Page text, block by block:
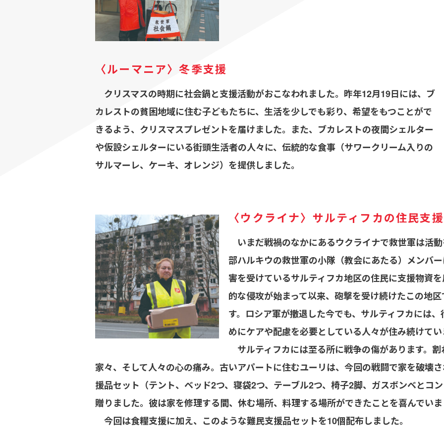
〈ルーマニア〉冬季支援
クリスマスの時期に社会鍋と支援活動がおこなわれました。昨年12月19日には、ブ
カレストの貧困地域に住む子どもたちに、生活を少しでも彩り、希望をもつことがで
きるよう、クリスマスプレゼントを届けました。また、ブカレストの夜間シェルター
や仮設シェルターにいる街頭生活者の人々に、伝統的な食事（サワークリーム入りの
サルマーレ、ケーキ、オレンジ）を提供しました。
〈ウクライナ〉サルティフカの住民支援
いまだ戦禍のなかにあるウクライナで救世軍は活
部ハルキウの救世軍の小隊（教会にあたる）メンバ
害を受けているサルティフカ地区の住民に支援物資
的な侵攻が始まって以来、砲撃を受け続けたこの地
す。ロシア軍が撤退した今でも、サルティフカには
めにケアや配慮を必要としている人々が住み続けて
サルティフカには至る所に戦争の傷があります。
家々、そして人々の心の痛み。古いアパートに住むユーリは、今回の戦闘で家を破壊
援品セット（テント、ベッド2つ、寝袋2つ、テーブル2つ、椅子2脚、ガスボンベとコ
贈りました。彼は家を修理する間、休む場所、料理する場所ができたことを喜んでい
今回は食糧支援に加え、このような難民支援品セットを10個配布しました。